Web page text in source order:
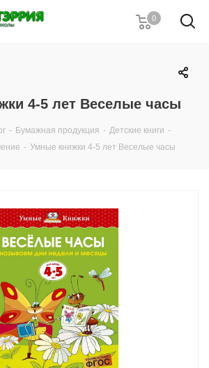
0
4-5 лет Веселые часы
- Бумажная продукция - Детские книги -
- Умные книжки 4-5 лет Веселые часы